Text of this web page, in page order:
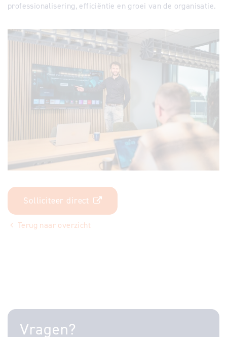
professionalisering, efficiëntie en groei van de organisatie.
Solliciteer direct
Terug naar overzicht
Vragen?